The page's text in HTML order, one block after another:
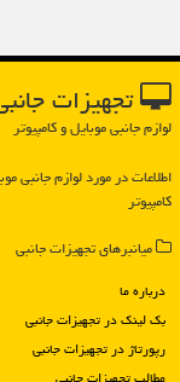
تجهیزات
لوازم جانبی موبایل و کامپیوتر
اطلاعات در مورد لوازم جانبی
كامپیوتر
میانبرهای تجهیزات جانبی
درباره ما
بک لینک در تجهیزات جانبی
رپورتاژ در تجهیزات جانبی